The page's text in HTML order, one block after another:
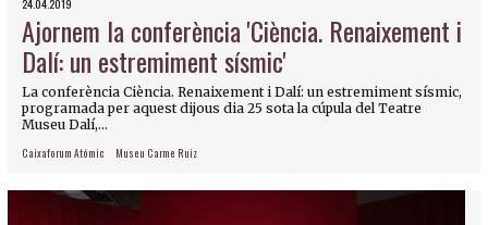
24.04.2019
Ajornem la conferència 'Ciència. Renaixement i
Dalí: un estremiment sísmic'
La conferència Ciència. Renaixement i Dalí: un estremiment sísmic,
programada per aquest dijous dia 25 sota la cúpula del Teatre
Museu Dalí,...
Caixaforum Atómic Museu Carme Ruiz